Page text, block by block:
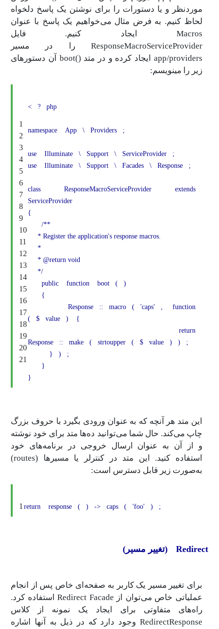
موردنظر و یا دستورات را برای نوشتن یک پاسخ دلخواه
لحاظ کنیم. به فرض مثال می‌خواهیم یک پاسخ با عنوان
Macros ایجاد کنیم. فایل
ResponseMacroServiceProvider را در مسیر
app/providers ایجاد کرده و در متد ()boot آن دستورهای
زیر را مینویسم:
1
2
3
4
5
6
7
8
9
10
11
12
13
14
15
16
17
18
19
20
21
< ? php
namespace App \ Providers ;
use Illuminate \ Support \ ServiceProvider
;
use
Illuminate \ Support \ Facades \ Response ;
class ResponseMacroServiceProvider
extends
ServiceProvider
{
/**
* Register the application's response macros.
*
* @return void
*/
public
function boot (
)
{
Response
:: macro ( 'caps' ,
function
(
$ value )
{
return
Response
:: make ( strtoupper ( $ value ) )
;
}
)
;
}
}
این متد هر آنچه که به عنوان ورودی بگیرد با حروف بزرگ
چاپ می‌کند. حال شما می‌توانید ده‌ها متد برای خود نوشته
و از آن به عنوان ارسال خروجی در برنامه‌های خود
استفاده کنید. این متد در کنترلر یا مسیرها (routes)
به‌صورت زیر قابل دسترس است:
1 return response ( ) -> caps ( 'foo' ) ;
Redirect (تغییر مسیر)
برای تغییر مسیر یک کاربر به صفحه‌ای خاص پس از انجام
عملیاتی خاص می‌توان از Redirect Facade استفاده کرد.
راه‌های متفاوتی برای ایجاد یک نمونه‌ از کلاس
RedirectResponse وجود دارد که در ذیل به آنها اشاره